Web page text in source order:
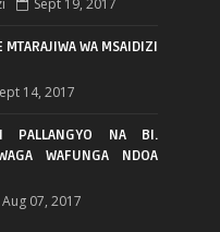
MTARAJIWA WA MSAIDIZI
14, 2017
PALLANGYO NA BI.
WAFUNGA NDOA
Aug 07, 2017